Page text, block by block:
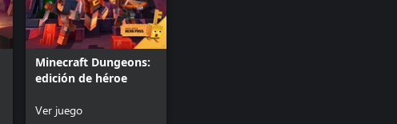
Minecraft Dungeons:
edición de héroe
Ver juego